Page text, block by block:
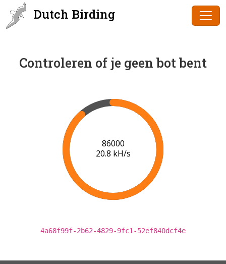
Dutch Birding
Controleren of je geen bot bent
88000
20.8 kH/s
4a68f99f-2b62-4829-9fc1-52ef840dcf4e